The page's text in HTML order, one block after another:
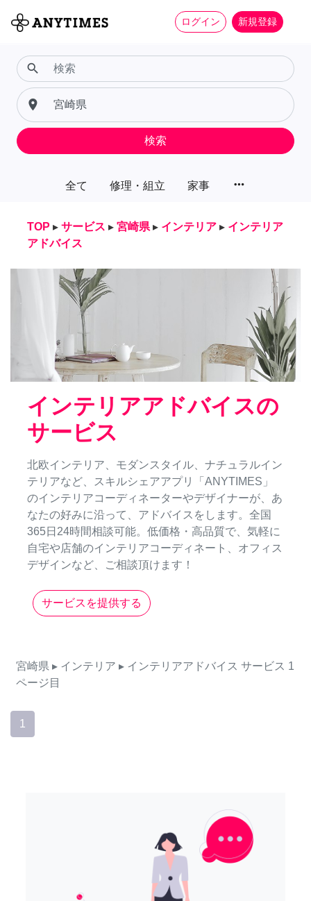
ログイン 新規登録
全て 修理・組立 家事 more_horiz
search
place
検索
TOP ▸ サービス ▸ 宮崎県 ▸ インテリア ▸ インテリア
アドバイス
インテリアアドバイスの
サービス
北欧インテリア、モダンスタイル、ナチュラルイン
テリアなど、スキルシェアアプリ「ANYTIMES」
のインテリアコーディネーターやデザイナーが、あ
なたの好みに沿って、アドバイスをします。全国
365日24時間相談可能。低価格・高品質で、気軽に
自宅や店舗のインテリアコーディネート、オフィス
デザインなど、ご相談頂けます！
サービスを提供する
宮崎県 ▸ インテリア ▸ インテリアアドバイス サービス 1
ページ目
1